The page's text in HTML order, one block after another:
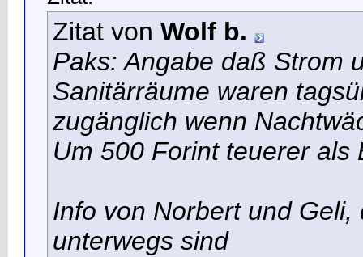
Zitat von Wolf b.
Paks: Angabe daß Strom
Sanitärräume waren
zugänglich wenn
Um 500 Forint teuerer als
Info von Norbert und
unterwegs sind